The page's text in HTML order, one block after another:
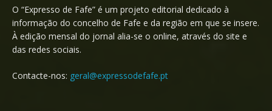
O “Expresso de Fafe” é um projeto editorial dedicado à
informação do concelho de Fafe e da região em que se insere.
À edição mensal do jornal alia-se o online, através do site e
das redes sociais.
Contacte-nos: geral@expressodefafe.pt